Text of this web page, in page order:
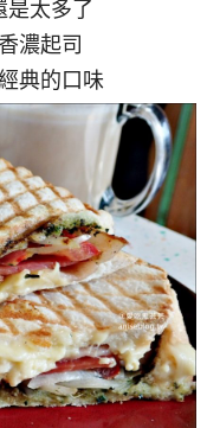
是太多了
濃起司
典的口味